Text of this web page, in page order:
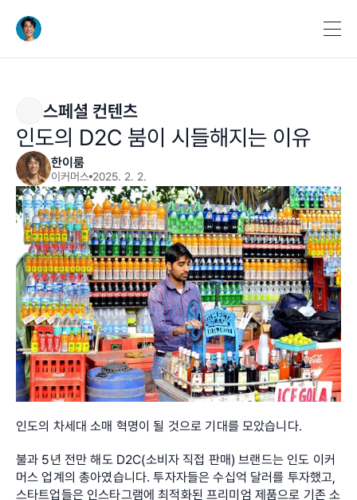
스페셜 컨텐츠
인도의 D2C 붐이 시들해지는 이유
한이룸
이커머스 2025. 2. 2.
인도의 차세대 소매 혁명이 될 것으로 기대를 모았습니다.
불과 5년 전만 해도 D2C(소비자 직접 판매) 브랜드는 인도 이커
머스 업계의 총아였습니다. 투자자들은 수십억 달러를 투자했고,
스타트업들은 인스타그램에 최적화된 프리미엄 제품으로 기존 소